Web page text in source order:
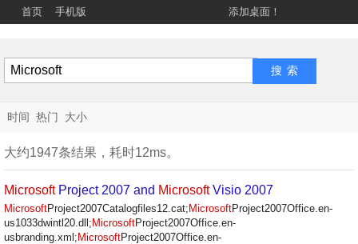
首页 手机版 添加桌面！
时间 热门 大小
大约1947条结果，耗时12ms。
MicrosoftProject 2007 and MicrosoftVisio 2007
MicrosoftProject2007Catalogfiles12.cat; MicrosoftProject2007Office.en-
us1033dwintl20.dll; MicrosoftProject2007Office.en-
usbranding.xml; MicrosoftProject2007Office.en-